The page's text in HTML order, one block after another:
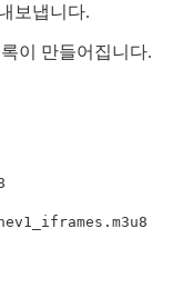
보냅니다.
이 만들어집니다.